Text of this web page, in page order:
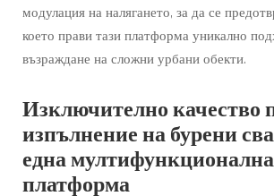
модулация на налягането, за да се
което прави тази платформа уникално
възраждане на сложни урбани обекти.
Изключително качество
изпълнение на бурени
една
платформа